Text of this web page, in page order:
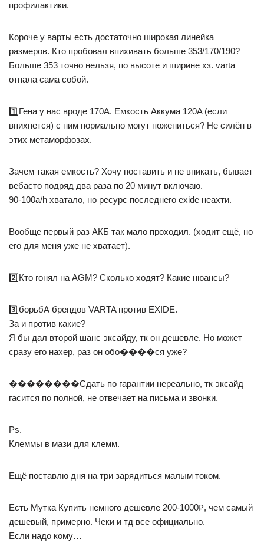
профилактики.
Короче у варты есть достаточно широкая линейка
размеров. Кто пробовал впихивать больше 353/170/190?
Больше 353 точно нельзя, по высоте и ширине хз. varta
отпала сама собой.
1️⃣Гена у нас вроде 170A. Емкость Аккума 120A (если
впихнется) с ним нормально могут пожениться? Не силён в
этих метаморфозах.
Зачем такая емкость? Хочу поставить и не вникать, бывает
вебасто подряд два раза по 20 минут включаю.
90-100a/h хватало, но ресурс последнего exide неахти.
Вообще первый раз АКБ так мало проходил. (ходит ещё, но
его для меня уже не хватает).
2️⃣Кто гонял на AGM? Сколько ходят? Какие нюансы?
3️⃣борьбА брендов VARTA против EXIDE.
За и против какие?
Я бы дал второй шанс эксайду, тк он дешевле. Но может
сразу его нахер, раз он обо����ся уже?
��������Сдать по гарантии нереально, тк эксайд
гасится по полной, не отвечает на письма и звонки.
Ps.
Клеммы в мази для клемм.
Ещё поставлю дня на три зарядиться малым током.
Есть Мутка Купить немного дешевле 200-1000₽, чем самый
дешевый, примерно. Чеки и тд все официально.
Если надо кому…